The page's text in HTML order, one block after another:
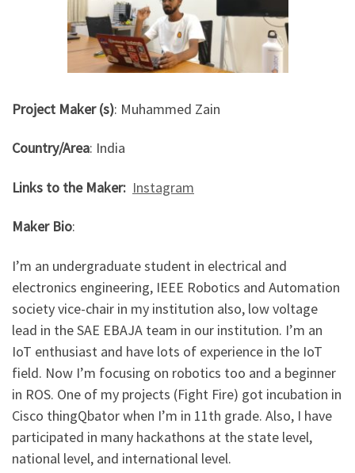
Project Maker (s): Muhammed Zain
Country/Area: India
Links to the Maker: Instagram
Maker Bio:
I’m an undergraduate student in electrical and
electronics engineering, IEEE Robotics and Automation
society vice-chair in my institution also, low voltage
lead in the SAE EBAJA team in our institution. I’m an
IoT enthusiast and have lots of experience in the IoT
field. Now I’m focusing on robotics too and a beginner
in ROS. One of my projects (Fight Fire) got incubation in
Cisco thingQbator when I’m in 11th grade. Also, I have
participated in many hackathons at the state level,
national level, and international level.